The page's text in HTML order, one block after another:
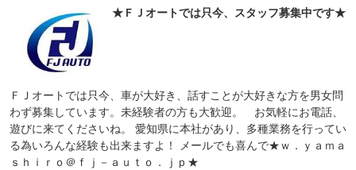
★ＦＪオートでは只今、スタッフ募集中です★
ＦＪオートでは只今、車が大好き、話すことが大好きな方を男女問
わず募集しています。未経験者の方も大歓迎。 お気軽にお電話、
遊びに来てくださいね。 愛知県に本社があり、多種業務を行ってい
る為いろんな経験も出来ますよ！ メールでも喜んで★ｗ．ｙａｍａ
ｓｈｉｒｏ＠ｆｊ－ａｕｔｏ．ｊｐ★